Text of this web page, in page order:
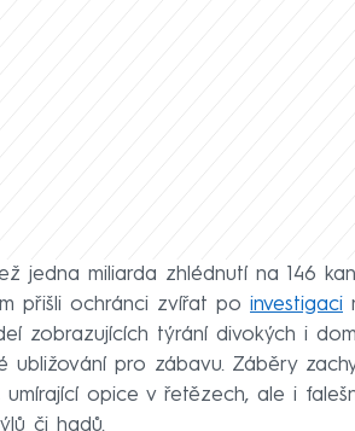
jedna miliarda zhlédnutí na 146
přišli ochránci zvířat po investigaci
zobrazujících týrání divokých i
ubližování pro zábavu. Záběry
umírající opice v řetězech, ale i
či hadů.